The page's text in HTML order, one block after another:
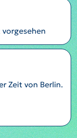
Zeit von Berlin.